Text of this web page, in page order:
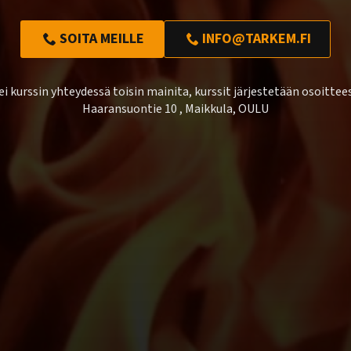
SOITA MEILLE INFO@TARKEM.FI
kurssin yhteydessä toisin mainita, kurssit järjestetään
Haaransuontie 10 , Maikkula, OULU